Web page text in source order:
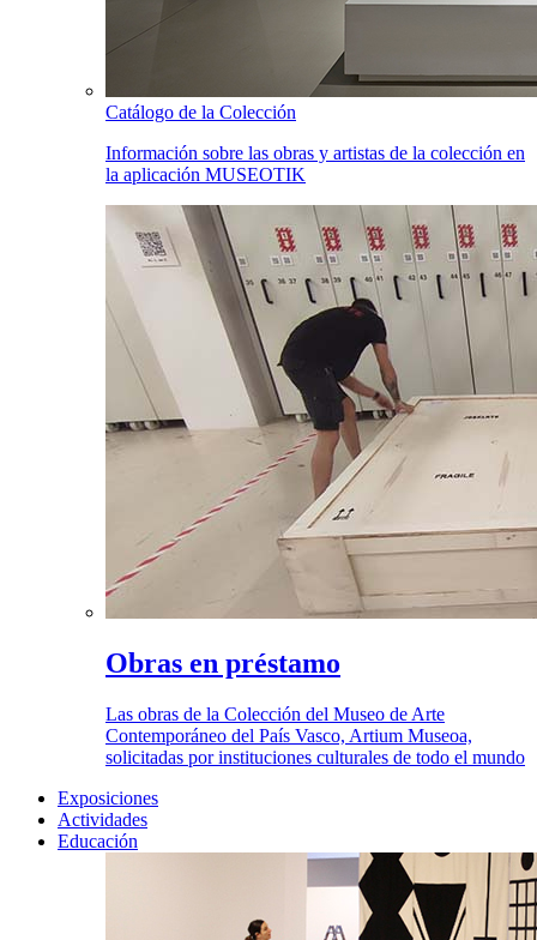
Catálogo de la Colección
Información sobre las obras y artistas de la colección en
la aplicación MUSEOTIK
Obras en préstamo
Las obras de la Colección del Museo de Arte
Contemporáneo del País Vasco, Artium Museoa,
solicitadas por instituciones culturales de todo el mundo
Exposiciones
Actividades
Educación